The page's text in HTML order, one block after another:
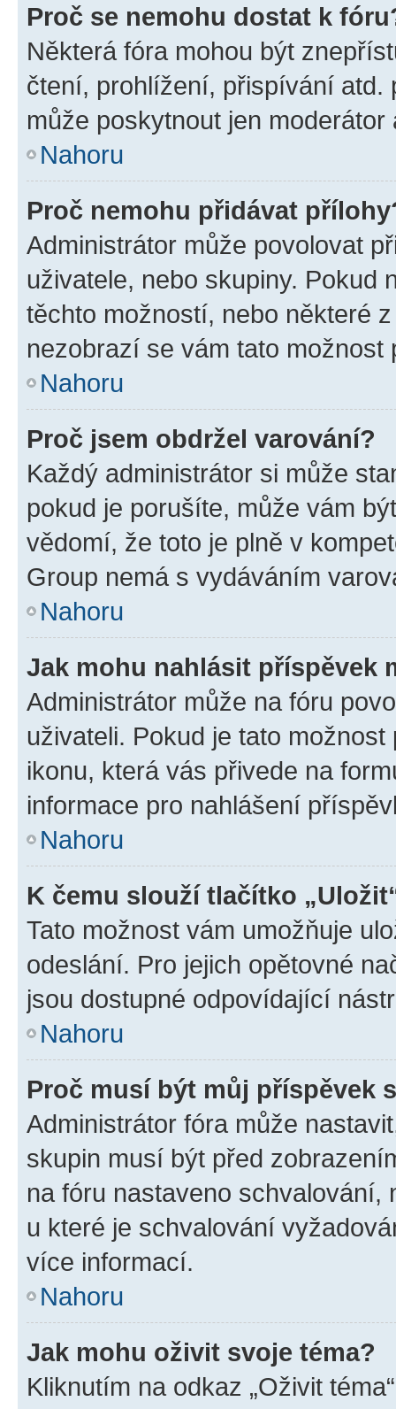
Proč se nemohu dostat k
Některá fóra mohou být
čtení, prohlížení, přispívání atd.
může poskytnout jen
Nahoru
Proč nemohu přidávat
Administrátor může povolovat
uživatele, nebo skupiny. Pokud
těchto možností, nebo některé
nezobrazí se vám tato
Nahoru
Proč jsem obdržel varování?
Každý administrátor si může
pokud je porušíte, může vám
vědomí, že toto je plně v
Group nemá s vydáváním
Nahoru
Jak mohu nahlásit příspěvek
Administrátor může na fóru
uživateli. Pokud je tato
ikonu, která vás přivede na
informace pro nahlášení
Nahoru
K čemu slouží tlačítko
Tato možnost vám umožňuje
odeslání. Pro jejich opětovné
jsou dostupné odpovídající
Nahoru
Proč musí být můj příspěvek
Administrátor fóra může
skupin musí být před
na fóru nastaveno schvalování,
u které je schvalování
více informací.
Nahoru
Jak mohu oživit svoje téma?
Kliknutím na odkaz „Oživit